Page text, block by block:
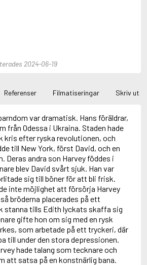
2024-06-19
Referenser Filmatiseringar Skriv ut
var dramatisk. Hans föräldrar,
från Odessa i Ukraina. Staden hade
kris efter ryska revolutionen, och
till New York, först David, och en
Deras andra son Harvey föddes i
blev David svårt sjuk. Han var
sig till böner för att bli frisk.
inte möjlighet att försörja Harvey
bröderna placerades på ett
stanna tills Edith lyckats skaffa sig
gifte hon om sig med en rysk
som arbetade på ett tryckeri, där
till under den stora depressionen.
hade talang som tecknare och
att satsa på en konstnärlig bana.